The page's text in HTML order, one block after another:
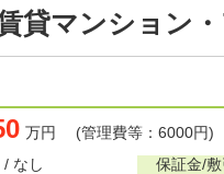
貸マンション
万円 (管理費等：6000円)
/ なし 保証金/